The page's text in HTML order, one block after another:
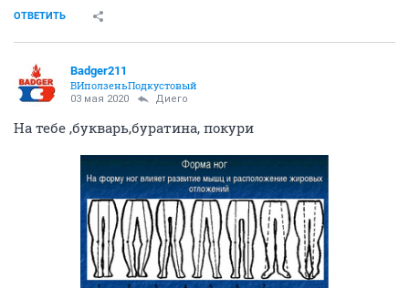
ОТВЕТИТЬ
Badger211
ВИползеньПодкустовый
03 мая 2020 Диего
На тебе ,букварь,буратина, покури